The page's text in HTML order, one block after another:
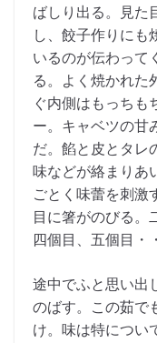
ばしり出る。見た
し、餃子作りにも
いるのが伝わって
る。よく焼かれた
ぐ内側はもっちも
ー。キャベツの甘
だ。餡と皮とタレ
味などが絡まりあ
ごとく味蕾を刺激
目に箸がのびる。
四個目、五個目・
途中でふと思い出
のばす。この茹で
け。味は特につい